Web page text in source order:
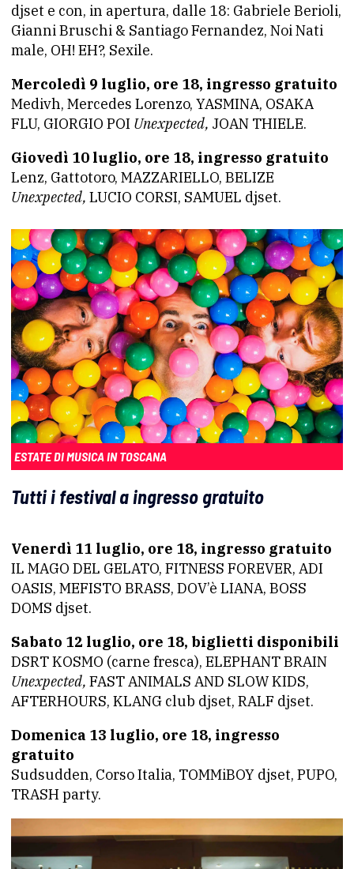
djset e con, in apertura, dalle 18: Gabriele Berioli,
Gianni Bruschi & Santiago Fernandez, Noi Nati
male, OH! EH?, Sexile.
Mercoledì 9 luglio, ore 18, ingresso gratuito
Medivh, Mercedes Lorenzo, YASMINA, OSAKA
FLU, GIORGIO POI Unexpected, JOAN THIELE.
Giovedì 10 luglio, ore 18, ingresso gratuito
Lenz, Gattotoro, MAZZARIELLO, BELIZE
Unexpected, LUCIO CORSI, SAMUEL djset.
ESTATE DI MUSICA IN TOSCANA
Tutti i festival a ingresso gratuito
Venerdì 11 luglio, ore 18, ingresso gratuito
IL MAGO DEL GELATO, FITNESS FOREVER, ADI
OASIS, MEFISTO BRASS, DOV’è LIANA, BOSS
DOMS djset.
Sabato 12 luglio, ore 18, biglietti disponibili
DSRT KOSMO (carne fresca), ELEPHANT BRAIN
Unexpected, FAST ANIMALS AND SLOW KIDS,
AFTERHOURS, KLANG club djset, RALF djset.
Domenica 13 luglio, ore 18, ingresso
gratuito
Sudsudden, Corso Italia, TOMMiBOY djset, PUPO,
TRASH party.